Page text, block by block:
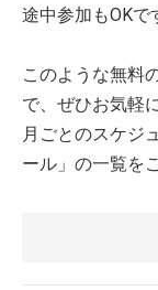
途中参加もOKで
このような無料
で、ぜひお気軽
月ごとのスケジ
ール」の一覧を